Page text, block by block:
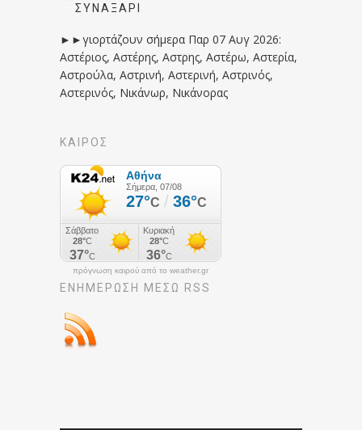
ΣΥΝΑΞΆΡΙ
►►γιορτάζουν σήμερα Παρ 07 Αυγ 2026:
Αστέριος, Αστέρης, Αστρης, Αστέρω, Αστερία,
Αστρούλα, Αστρινή, Αστερινή, Αστρινός,
Αστερινός, Νικάνωρ, Νικάνορας
ΚΑΙΡΟΣ
πρόγνωση καιρού από το weather.gr
ΕΝΗΜΈΡΩΣΉ ΜΕΣΩ RSS